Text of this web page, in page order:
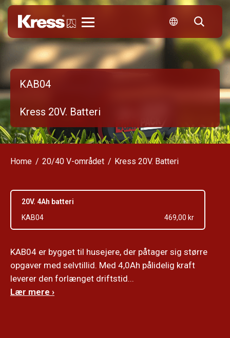
KAB04
Kress 20V. Batteri
Home 20/40 V-området Kress 20V. Batteri
20V. 4Ah batteri
KAB04
469,00 kr
KAB04 er bygget til husejere, der påtager sig større
opgaver med selvtillid. Med 4,0Ah pålidelig kraft
leverer den forlænget driftstid...
Lær mere ›